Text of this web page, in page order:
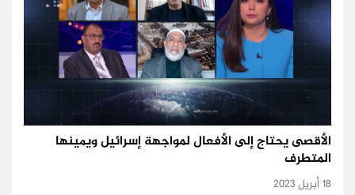
الأقصى يحتاج إلى الأفعال لمواجهة إسرائيل ويمينها
المتطرف
18 أبريل 2023